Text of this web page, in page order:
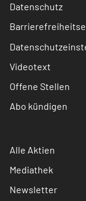
Datenschutz
Videotext
Offene Stellen
Abo kündigen
Alle Aktien
Mediathek
Newsletter